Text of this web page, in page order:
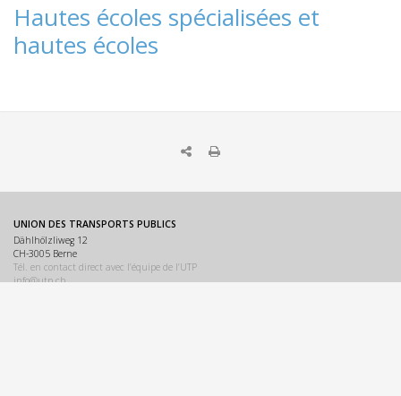
Hautes écoles spécialisées et
hautes écoles
UNION DES TRANSPORTS PUBLICS
Dählhölzliweg 12
CH-3005 Berne
Tél. en contact direct avec l’équipe de l’UTP
info@utp.ch